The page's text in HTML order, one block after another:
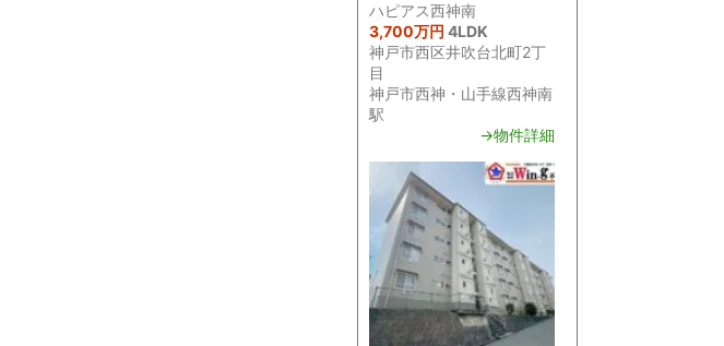
ハピアス西神南
3,700万円4LDK
神戸市西区井吹台北町2丁
目
神戸市西神・山手線西神南
駅
→物件詳細